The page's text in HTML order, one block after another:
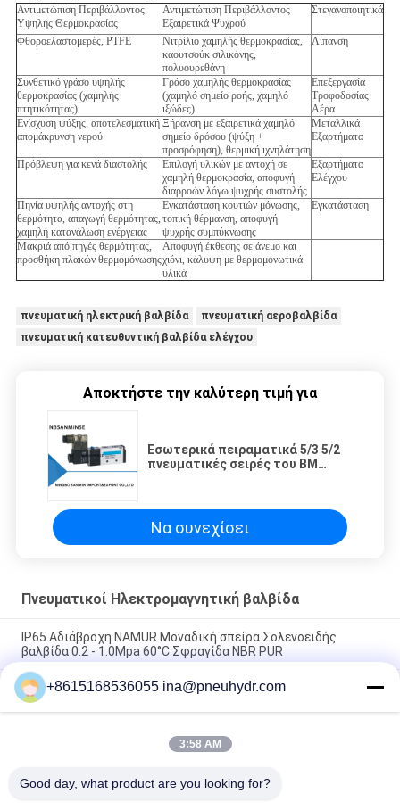
Αντιμετώπιση Περιβάλλοντος
Υψηλής Θερμοκρασίας
Αντιμετώπιση Περιβάλλοντος
Εξαιρετικά Ψυχρού
Στεγανοποιητικά
Φθοροελαστομερές, PTFE
Νιτρίλιο χαμηλής θερμοκρασίας,
καουτσούκ σιλικόνης,
πολυουρεθάνη
Λίπανση
Συνθετικό γράσο υψηλής
θερμοκρασίας (χαμηλής
πτητικότητας)
Γράσο χαμηλής θερμοκρασίας
(χαμηλό σημείο ροής, χαμηλό
ιξώδες)
Επεξεργασία
Τροφοδοσίας
Αέρα
Ενίσχυση ψύξης, αποτελεσματική
απομάκρυνση νερού
Ξήρανση με εξαιρετικά χαμηλό
σημείο δρόσου (ψύξη +
προσρόφηση), θερμική ιχνηλάτηση
Μεταλλικά
Εξαρτήματα
Πρόβλεψη για κενά διαστολής
Επιλογή υλικών με αντοχή σε
χαμηλή θερμοκρασία, αποφυγή
διαρροών λόγω ψυχρής συστολής
Εξαρτήματα
Ελέγχου
Πηνία υψηλής αντοχής στη
θερμότητα, απαγωγή θερμότητας,
χαμηλή κατανάλωση ενέργειας
Εγκατάσταση κουτιών μόνωσης,
τοπική θέρμανση, αποφυγή
ψυχρής συμπύκνωσης
Εγκατάσταση
Μακριά από πηγές θερμότητας,
προσθήκη πλακών θερμομόνωσης
Αποφυγή έκθεσης σε άνεμο και
χιόνι, κάλυψη με θερμομονωτικά
υλικά
πνευματική ηλεκτρική βαλβίδα
πνευματική αεροβαλβίδα
πνευματική κατευθυντική βαλβίδα ελέγχου
Αποκτήστε την καλύτερη τιμή για
Εσωτερικά πειραματικά 5/3 5/2
πνευματικές σειρές του BM
Να συνεχίσει
Πνευματικοί Ηλεκτρομαγνητική βαλβίδα
IP65 Αδιάβροχη NAMUR Μοναδική σπείρα Σολενοειδής
βαλβίδα 0.2 - 1.0Mpa 60°C Σφραγίδα NBR PUR
FV-L10 Εν σειρά 5 οδών Πνευματική Βαλβίδα Σολενοειδούς
M7
Μόλυβδος DOOS - δακτυλογραφήστε τη σπείρα βαλβίδων
ΣΥΝΕΧΟΎΣ 29W σφυγμού σπειρών DC24V βαλβίδων
+8615168536055 ina@pneuhydr.com
3:58 AM
Good day, what product are you looking for?